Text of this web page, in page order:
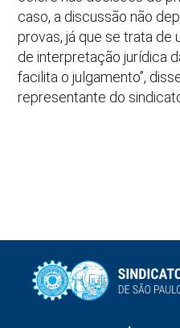
caso, a discussão não
provas, já que se trata
de interpretação jurídica
facilita o julgamento”,
representante do